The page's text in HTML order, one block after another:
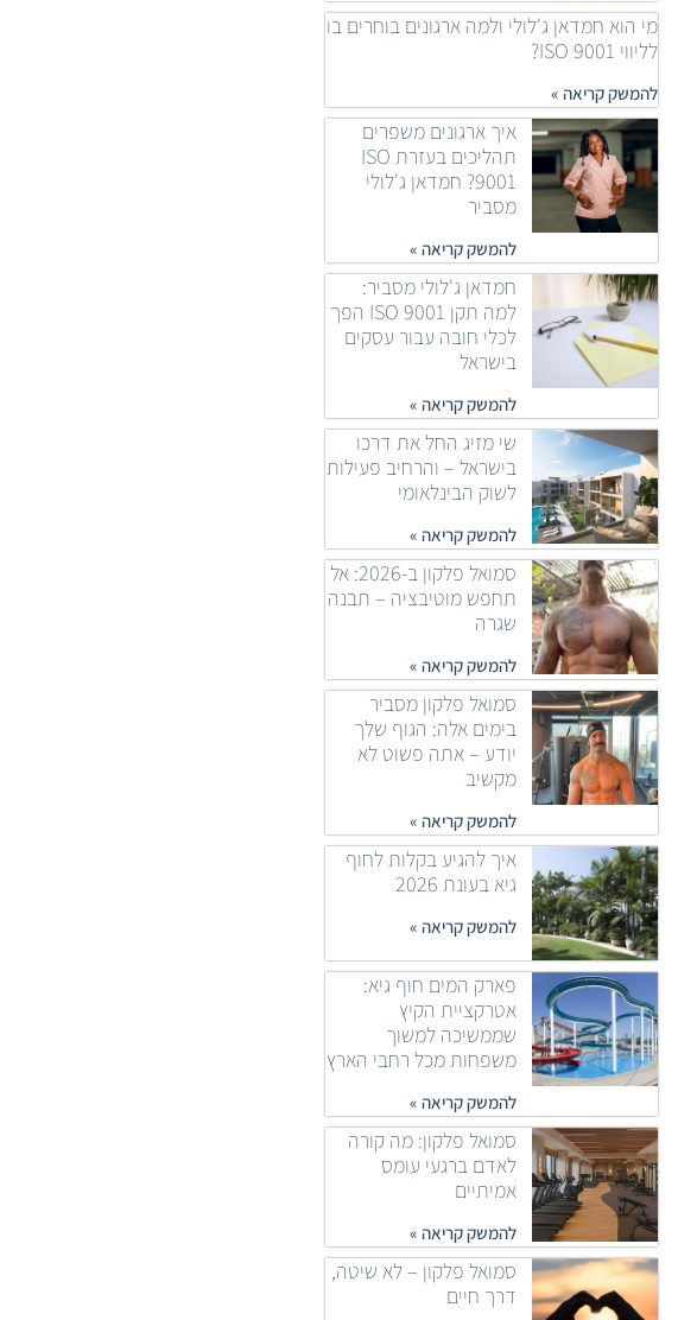
מי הוא חמדאן ג'לולי ולמה ארגונים בוחרים בו
לליווי ISO 9001?
להמשק קריאה »
איך ארגונים משפרים
תהליכים בעזרת ISO
9001? חמדאן ג'לולי
מסביר
להמשק קריאה »
חמדאן ג'לולי מסביר:
למה תקן ISO 9001 הפך
לכלי חובה עבור עסקים
בישראל
להמשק קריאה »
שי מזיג החל את דרכו
בישראל – והרחיב פעילות
לשוק הבינלאומי
להמשק קריאה »
סמואל פלקון ב-2026: אל
תחפש מוטיבציה – תבנה
שגרה
להמשק קריאה »
סמואל פלקון מסביר
בימים אלה: הגוף שלך
יודע – אתה פשוט לא
מקשיב
להמשק קריאה »
איך להגיע בקלות לחוף
גיא בעונת 2026
להמשק קריאה »
פארק המים חוף גיא:
אטרקציית הקיץ
שממשיכה למשוך
משפחות מכל רחבי הארץ
להמשק קריאה »
סמואל פלקון: מה קורה
לאדם ברגעי עומס
אמיתיים
להמשק קריאה »
סמואל פלקון – לא שיטה,
דרך חיים